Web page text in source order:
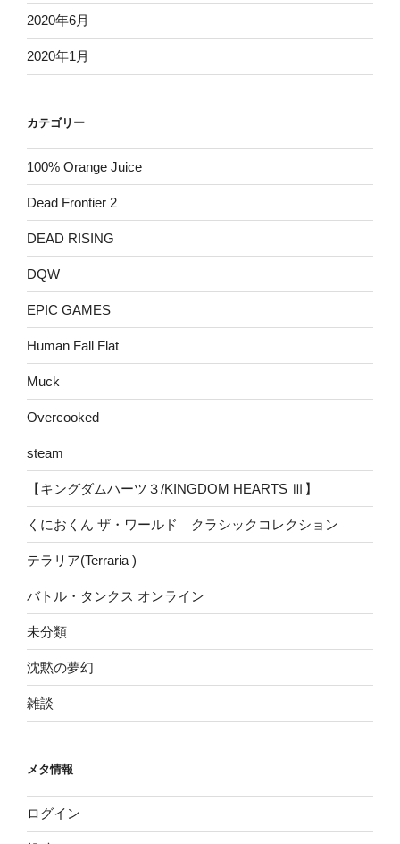
2020年6月
2020年1月
カテゴリー
100% Orange Juice
Dead Frontier 2
DEAD RISING
DQW
EPIC GAMES
Human Fall Flat
Muck
Overcooked
steam
【キングダムハーツ３/KINGDOM HEARTS Ⅲ】
くにおくん ザ・ワールド クラシックコレクション
テラリア(Terraria )
バトル・タンクス オンライン
未分類
沈黙の夢幻
雑談
メタ情報
ログイン